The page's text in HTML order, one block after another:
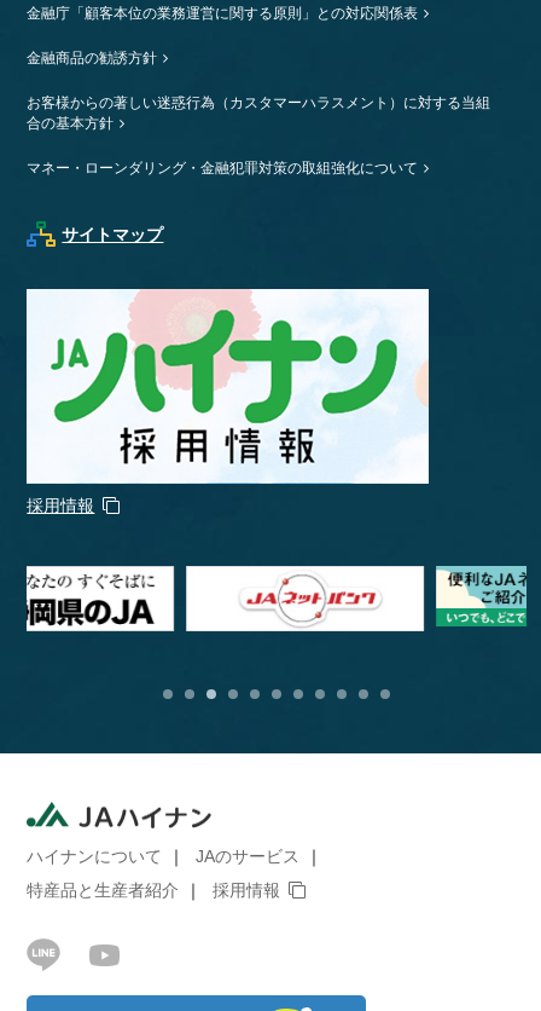
金融庁「顧客本位の業務運営に関する原則」との対応関係表
金融商品の勧誘方針
お客様からの著しい迷惑行為（カスタマーハラスメント）に対する当組
合の基本方針
マネー・ローンダリング・金融犯罪対策の取組強化について
サイトマップ
採用情報
ハイナンについて
JAのサービス
特産品と生産者紹介
採用情報